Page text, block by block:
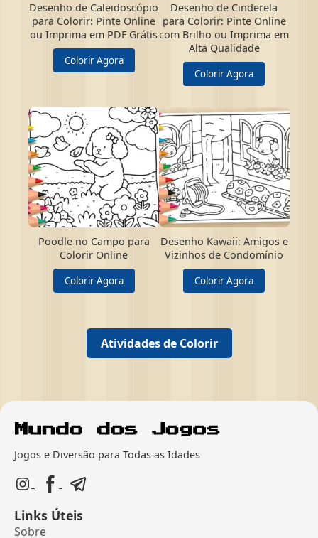
Desenho de Caleidoscópio
para Colorir: Pinte Online
ou Imprima em PDF Grátis
Colorir Agora
Desenho de Cinderela
para Colorir: Pinte Online
com Brilho ou Imprima em
Alta Qualidade
Colorir Agora
Poodle no Campo para
Colorir Online
Colorir Agora
Desenho Kawaii: Amigos e
Vizinhos de Condomínio
Colorir Agora
Atividades de Colorir
Jogos e Diversão para Todas as Idades
Links Úteis
Sobre